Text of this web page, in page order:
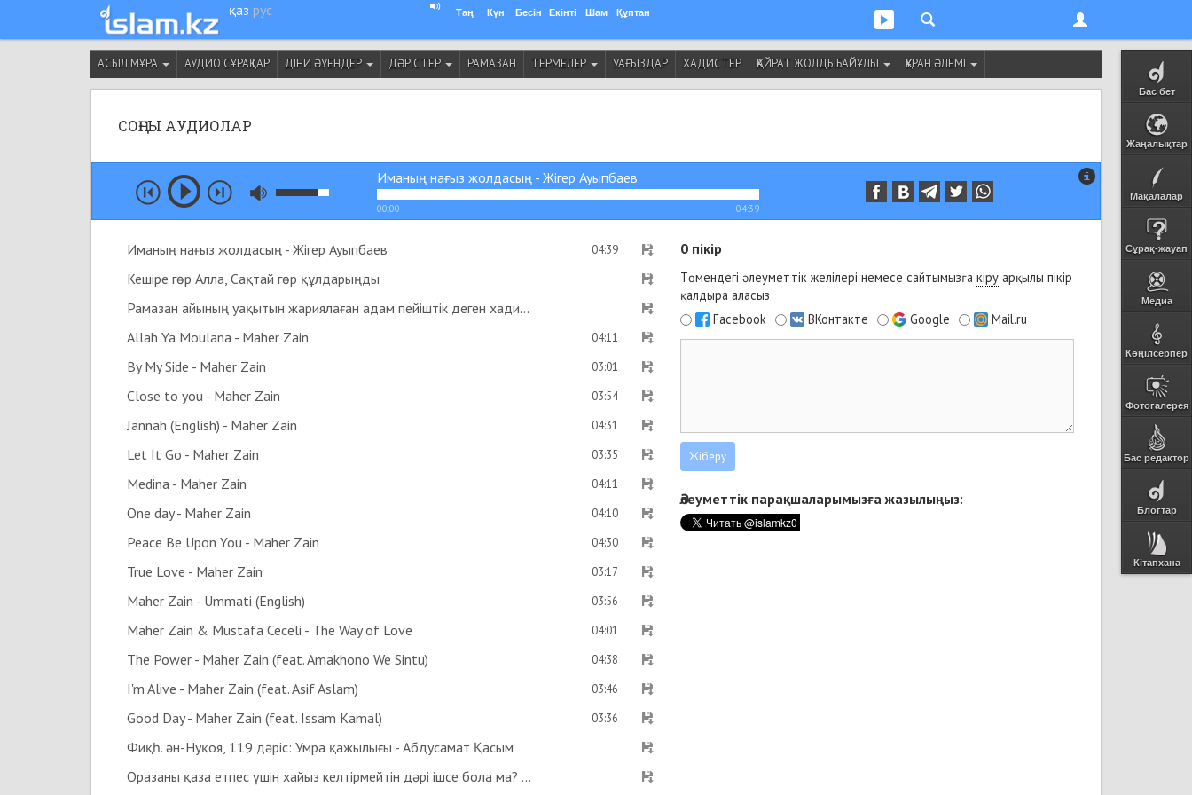
қаз рус Таң Күн Бесін Екінті Шам Құптан
Бас бет
Жаңалықтар
Мақалалар
Сұрақ-жауап
Медиа
Көңілсерпер
Фотогалерея
Бас редактор
Блогтар
Кітапхана
АСЫЛ МҰРА АУДИО СҰРАҚТАР ДІНИ ӘУЕНДЕР ДӘРІСТЕР РАМАЗАН ТЕРМЕЛЕР УАҒЫЗДАР ХАДИСТЕР ҚАЙРАТ ЖОЛДЫБАЙҰЛЫ ҚҰРАН ӘЛЕМІ
СОҢҒЫ АУДИОЛАР
Иманың нағыз жолдасың - Жігер Ауыпбаев
00:00 04:39
Иманың нағыз жолдасың - Жігер Ауыпбаев 04:39
Кешіре гөр Алла, Сақтай гөр құлдарыңды
Рамазан айының уақытын жариялаған адам пейіштік деген хадис бар ма? - Абдусамат Қасым
Allah Ya Moulana - Maher Zain
04:11
By My Side - Maher Zain 03:01
Close to you - Maher Zain 03:54
Jannah (English) - Maher Zain 04:31
Let It Go - Maher Zain 03:35
Medina - Maher Zain 04:11
One day - Maher Zain 04:10
Peace Be Upon You - Maher Zain 04:30
True Love - Maher Zain 03:17
Maher Zain - Ummati (English) 03:56
Maher Zain & Mustafa Ceceli - The Way of Love 04:01
The Power - Maher Zain (feat. Amakhono We Sintu) 04:38
I'm Alive - Maher Zain (feat. Asif Aslam) 03:46
Good Day - Maher Zain (feat. Issam Kamal) 03:36
Фиқһ. ән-Нуқоя, 119 дәріс: Умра қажылығы - Абдусамат Қасым
Оразаны қаза етпес үшін хайыз келтірмейтін дәрі ішсе бола ма? Көзге дәрі тамызса ораза бұзыла ма? - Абдусамат Қасым
0пікір
Төмендегі әлеуметтік желілері немесе сайтымызға кіруарқылы пікір
қалдыра аласыз
Facebook
ВКонтакте Google Mail.ru
Әлеуметтік парақшаларымызға жазылыңыз: